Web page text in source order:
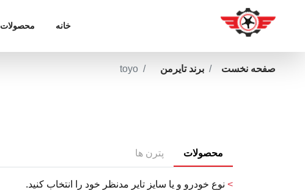
خانه محصولات
صفحه نخست برند تایرمن toyo
محصولات پترن ها
> نوع خودرو و یا سایز تایر مدنظر خود را انتخاب کنید.